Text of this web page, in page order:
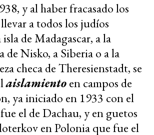
y al haber fracasado los
a todos los judíos
de Madagascar, a la
de Nisko, a Siberia o a la
checa de Theresienstadt, se
aislamientoen campos de
ya iniciado en 1933 con el
el de Dachau, y en guetos
en Polonia que fue el